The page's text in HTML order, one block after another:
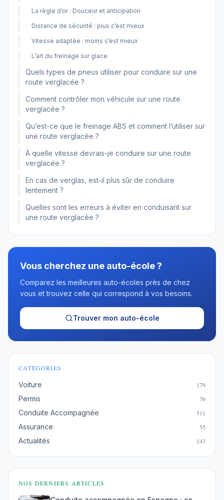
La règle d’or : Douceur et anticipation
Distance de sécurité : plus c’est mieux
Vitesse adaptée : moins c’est mieux
L’art du freinage sur glace
Quels types de pneus utiliser pour conduire sur une
route verglacée ?
Comment contrôler mon véhicule sur une route
verglacée ?
Qu’est-ce que le freinage ABS et comment l’utiliser sur
une route verglacée ?
À quelle vitesse devrais-je conduire sur une route
verglacée ?
En cas de verglas, est-il plus sûr de conduire
lentement ?
Quelles sont les erreurs à éviter en conduisant sur
une route verglacée ?
Vous cherchez une auto-école ?
Comparez les meilleures auto-écoles près de chez
vous et trouvez celle qui correspond à vos besoins.
Trouver mon auto-école
CATÉGORIES
Voiture 179
Permis 76
Conduite Accompagnée 511
Assurance 55
Actualités 143
NOS DERNIERS ARTICLES